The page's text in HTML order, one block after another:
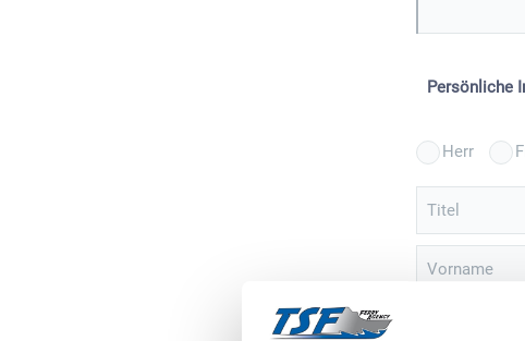
Persönliche
Herr
Titel
Vorname